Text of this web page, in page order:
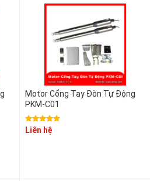
Motor Cổng Tay Đòn Tự Động
PKM-C01
Liên hệ